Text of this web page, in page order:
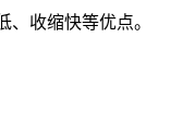
收缩快等优点。